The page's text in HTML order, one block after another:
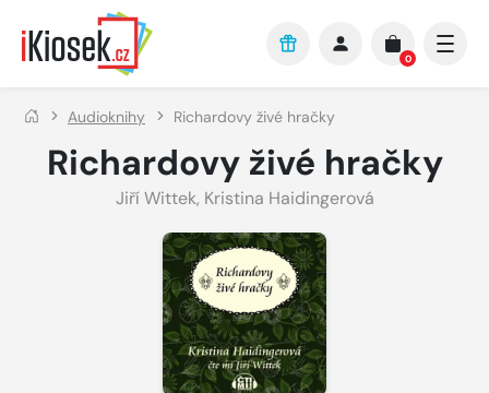
Přejít na hlavní obsah
0
Audioknihy Richardovy živé hračky
Richardovy živé hračky
Jiří Wittek, Kristina Haidingerová